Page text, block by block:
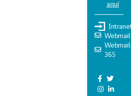
aquí
Webmail
Webmail
365